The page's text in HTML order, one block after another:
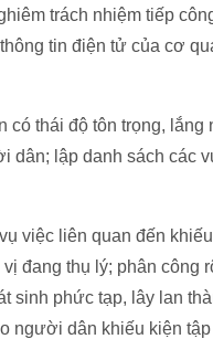
trách nhiệm tiếp
tin điện tử của cơ
có thái độ tôn trọng,
dân; lập danh sách các
việc liên quan đến
đang thụ lý; phân công
sinh phức tạp, lây lan
người dân khiếu kiện